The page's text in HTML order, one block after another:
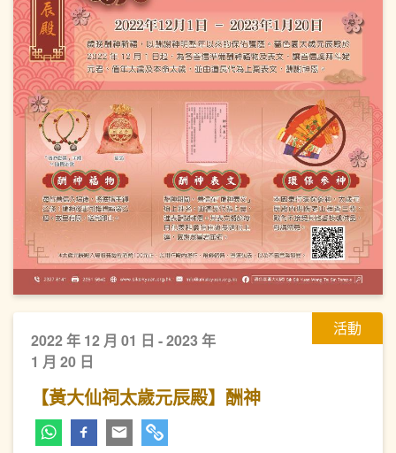
活動
2022 年 12 月 01 日 - 2023 年
1 月 20 日
【黃大仙祠太歲元辰殿】酬神